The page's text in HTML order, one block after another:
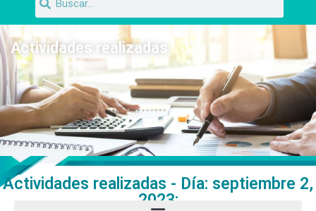
Actividades realizadas
Actividades realizadas - Día: septiembre 2,
2023: